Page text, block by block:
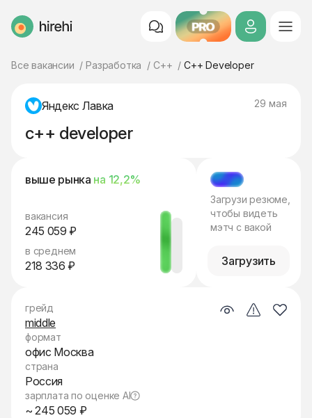
HireHi PRO
Все вакансии Разработка C++ C++ Developer
Яндекс Лавка 29 мая
c++ developer
выше рынка на 12,2%
вакансия
245 059 ₽
в среднем
218 336 ₽
МЭТЧ
Загрузи резюме,
чтобы видеть
мэтч с вакой
Загрузить
грейд
middle
формат
офис Москва
страна
Россия
зарплата по оценке AI
~ 245 059 ₽